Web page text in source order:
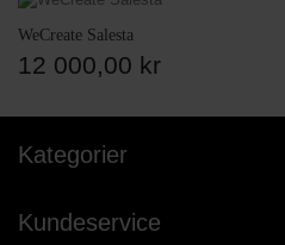
WeCreate Salesta
12 000,00 kr
Kategorier
Kundeservice